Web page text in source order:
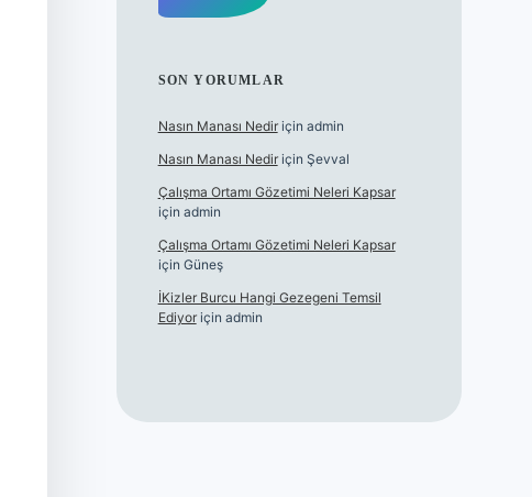
SON YORUMLAR
Nasın Manası Nediriçin admin
Nasın Manası Nediriçin Şevval
Çalışma Ortamı Gözetimi Neleri Kapsar
için admin
Çalışma Ortamı Gözetimi Neleri Kapsar
için Güneş
İKizler Burcu Hangi Gezegeni Temsil
Ediyoriçin admin